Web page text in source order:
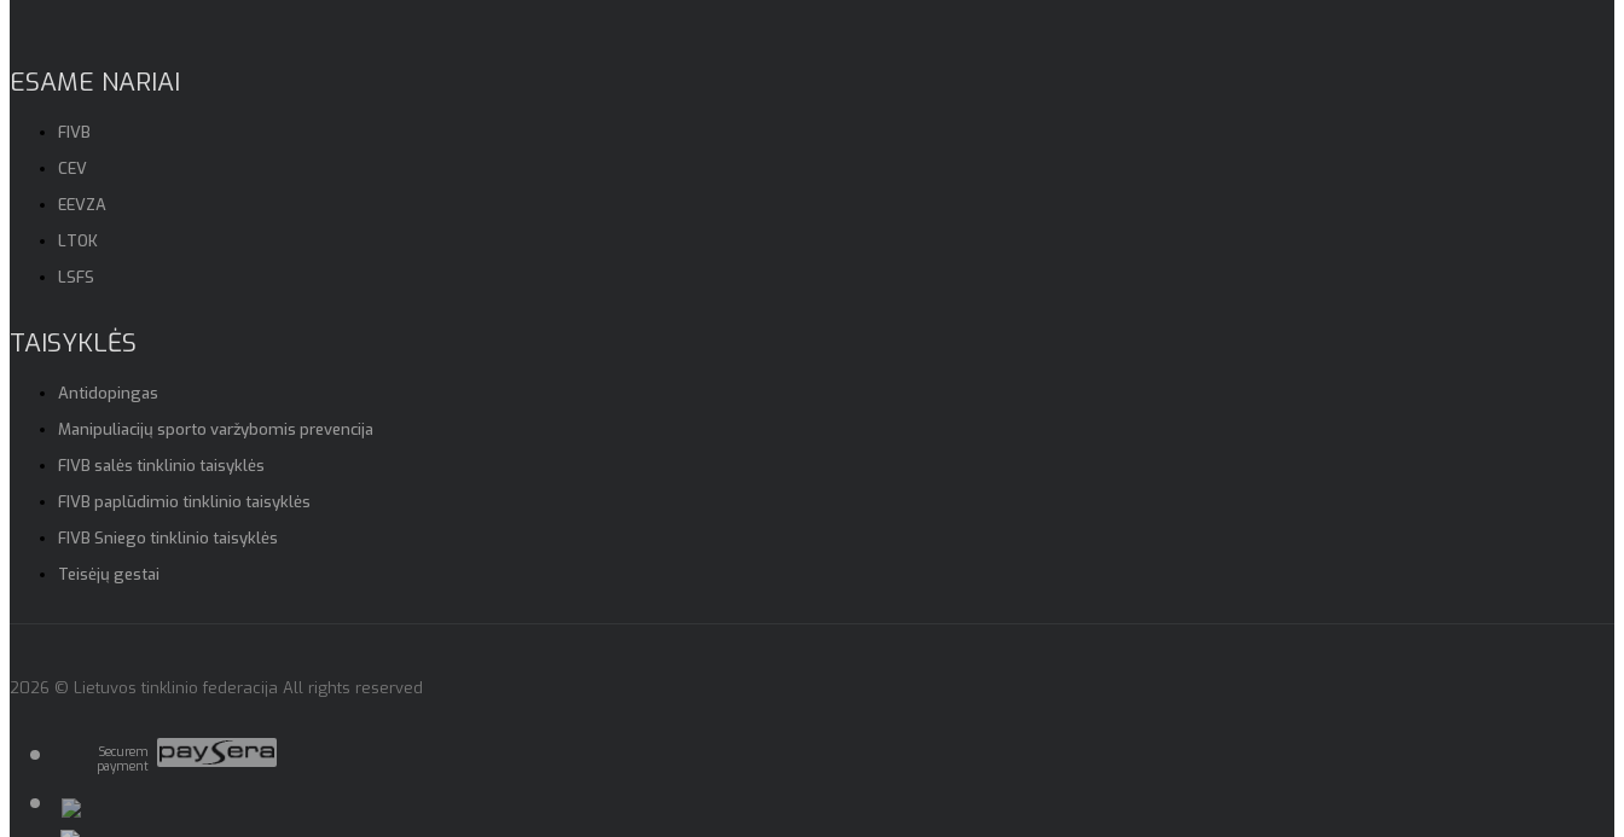
ESAME NARIAI
FIVB
CEV
EEVZA
LTOK
LSFS
TAISYKLĖS
Antidopingas
Manipuliacijų sporto varžybomis prevencija
FIVB salės tinklinio taisyklės
FIVB paplūdimio tinklinio taisyklės
FIVB Sniego tinklinio taisyklės
Teisėjų gestai
2026 © Lietuvos tinklinio federacija All rights reserved
Securem
payment